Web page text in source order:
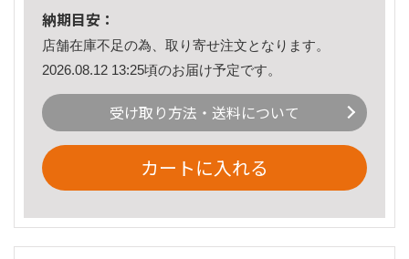
納期目安：
店舗在庫不足の為、取り寄せ注文となります。
2026.08.12 13:25頃のお届け予定です。
受け取り方法・送料について
カートに入れる